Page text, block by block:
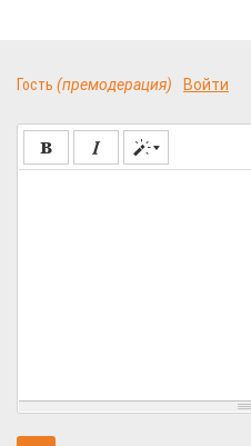
Гость (премодерация) Войти